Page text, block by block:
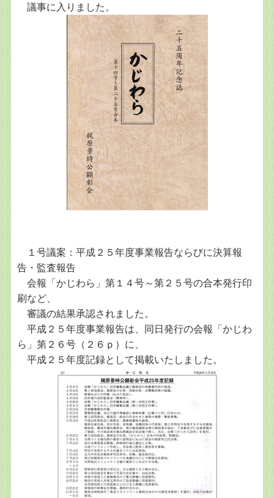
議事に入りました。
１号議案：平成２５年度事業報告ならびに決算報
告・監査報告
会報「かじわら」第１４号～第２５号の合本発行印
刷など、
審議の結果承認されました。
平成２５年度事業報告は、同日発行の会報「かじわ
ら」第２６号（２６ｐ）に、
平成２５年度記録として掲載いたしました。